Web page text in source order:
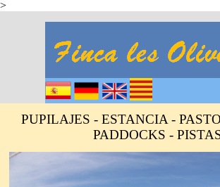
>
PUPILAJES - ESTANCIA -
PADDOCKS -